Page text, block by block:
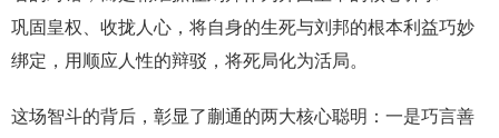
巩固皇权、收拢人心，将自身的生死与刘邦的根本利益巧妙
绑定，用顺应人性的辩驳，将死局化为活局。
这场智斗的背后，彰显了蒯通的两大核心聪明：一是巧言善